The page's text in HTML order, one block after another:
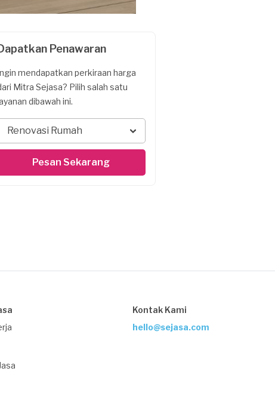
Penawaran
mendapatkan perkiraan harga
Mitra Sejasa? Pilih salah satu
dibawah ini.
Renovasi Rumah
Pesan Sekarang
Kontak Kami
hello@sejasa.com